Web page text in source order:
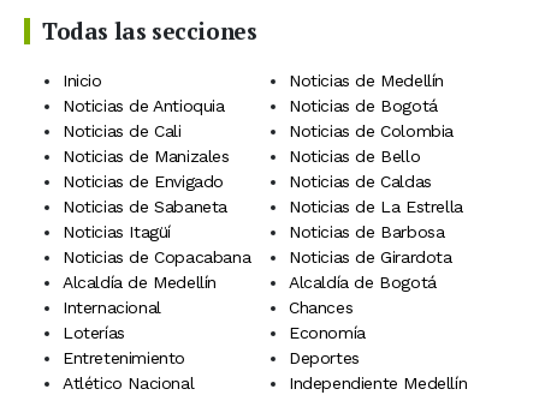
Todas las secciones
Inicio
Noticias de Medellín
Noticias de Antioquia
Noticias de Bogotá
Noticias de Cali
Noticias de Colombia
Noticias de Manizales
Noticias de Bello
Noticias de Envigado
Noticias de Caldas
Noticias de Sabaneta
Noticias de La Estrella
Noticias Itagüí
Noticias de Barbosa
Noticias de Copacabana
Noticias de Girardota
Alcaldía de Medellín
Alcaldía de Bogotá
Internacional
Chances
Loterías
Economía
Entretenimiento
Deportes
Atlético Nacional
Independiente Medellín